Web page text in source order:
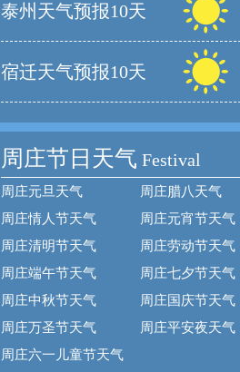
泰州天气预报10天
宿迁天气预报10天
周庄节日天气 Festival
周庄元旦天气
周庄腊八天气
周庄情人节天气
周庄元宵节天气
周庄清明节天气
周庄劳动节天气
周庄端午节天气
周庄七夕节天气
周庄中秋节天气
周庄国庆节天气
周庄万圣节天气
周庄平安夜天气
周庄六一儿童节天气